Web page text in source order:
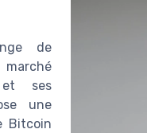
de
ses
une
Bitcoin